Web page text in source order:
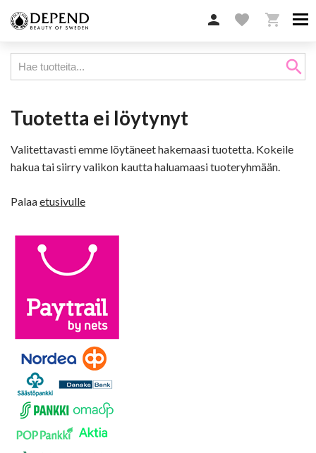
 favorite 
search
Tuotetta ei löytynyt
Valitettavasti emme löytäneet hakemaasi tuotetta. Kokeile
hakua tai siirry valikon kautta haluamaasi tuoteryhmään.
Palaaetusivulle